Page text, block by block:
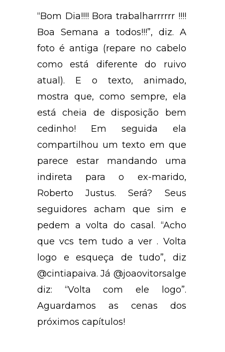
“Bom Dia!!!! Bora trabalharrrrrr !!!!
Boa Semana a todos!!!”, diz. A
foto é antiga (repare no cabelo
como está diferente do ruivo
atual). E o texto, animado,
mostra que, como sempre, ela
está cheia de disposição bem
cedinho! Em seguida ela
compartilhou um texto em que
parece estar mandando uma
indireta para o ex-marido,
Roberto Justus. Será? Seus
seguidores acham que sim e
pedem a volta do casal. “Acho
que vcs tem tudo a ver . Volta
logo e esqueça de tudo”, diz
@cintiapaiva. Já @joaovitorsalge
diz: “Volta com ele logo”.
Aguardamos as cenas dos
próximos capítulos!